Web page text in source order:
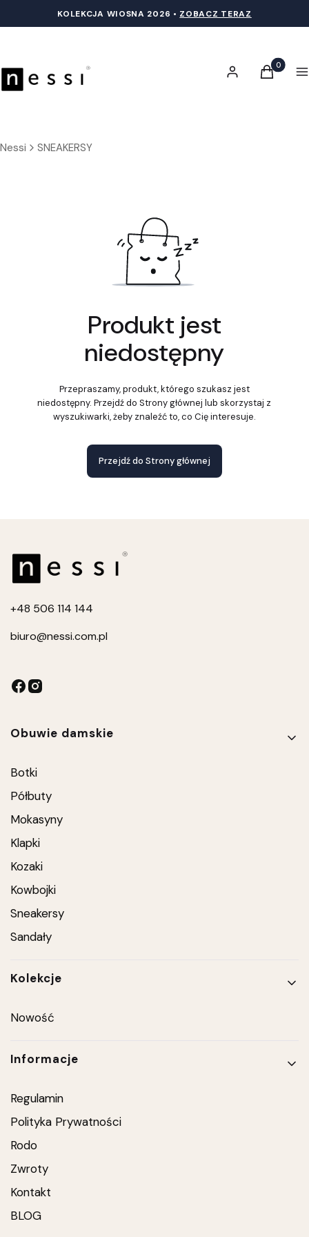
KOLEKCJA WIOSNA 2026 • ZOBACZ TERAZ
Zaloguj sięProdukty
Koszyk
Nessi SNEAKERSY
Produkt jest
niedostępny
Przepraszamy, produkt, którego szukasz jest
niedostępny. Przejdź do Strony głównej lub skorzystaj z
wyszukiwarki, żeby znaleźć to, co Cię interesuje.
Przejdź do Strony głównej
+48 506 114 144
biuro@nessi.com.pl
Linki w stopce
Obuwie damskie
Botki
Półbuty
Mokasyny
Klapki
Kozaki
Kowbojki
Sneakersy
Sandały
Kolekcje
Nowość
Informacje
Regulamin
Polityka Prywatności
Rodo
Zwroty
Kontakt
BLOG